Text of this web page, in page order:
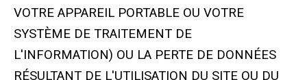
VOTRE APPAREIL PORTABLE OU VOTRE
SYSTÈME DE TRAITEMENT DE
L'INFORMATION) OU LA PERTE DE DONNÉES
RÉSULTANT DE L'UTILISATION DU SITE OU DU